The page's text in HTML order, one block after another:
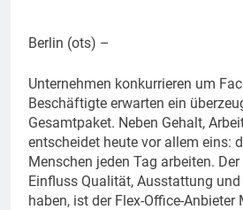
Berlin (ots) –
Unternehmen konkurrieren um
Beschäftigte erwarten ein
Gesamtpaket. Neben Gehalt,
entscheidet heute vor allem eins:
Menschen jeden Tag arbeiten.
Einfluss Qualität, Ausstattung
haben, ist der Flex-Office-Anbieter